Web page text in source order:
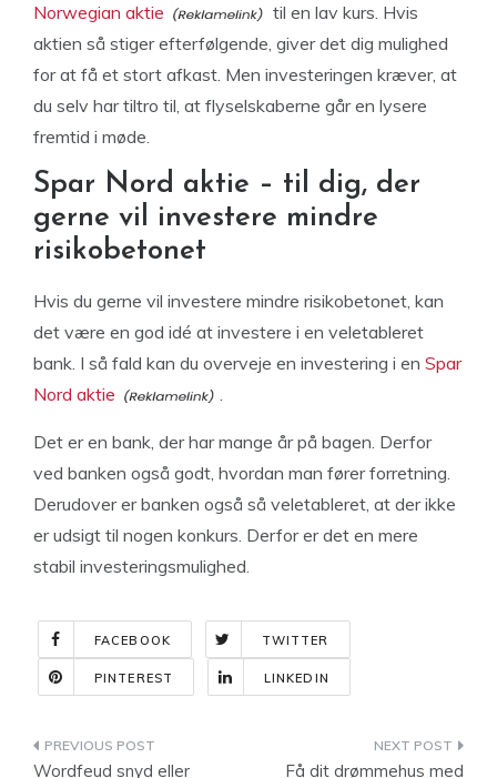
Norwegian aktie
til en lav kurs. Hvis
aktien så stiger efterfølgende, giver det dig mulighed
for at få et stort afkast. Men investeringen kræver, at
du selv har tiltro til, at flyselskaberne går en lysere
fremtid i møde.
Spar Nord aktie – til dig, der
gerne vil investere mindre
risikobetonet
Hvis du gerne vil investere mindre risikobetonet, kan
det være en god idé at investere i en veletableret
bank. I så fald kan du overveje en investering i en Spar
Nord aktie
.
Det er en bank, der har mange år på bagen. Derfor
ved banken også godt, hvordan man fører forretning.
Derudover er banken også så veletableret, at der ikke
er udsigt til nogen konkurs. Derfor er det en mere
stabil investeringsmulighed.
FACEBOOK TWITTER
PINTEREST LINKEDIN
Indlægsnavigation
Wordfeud snyd eller Få dit drømmehus med